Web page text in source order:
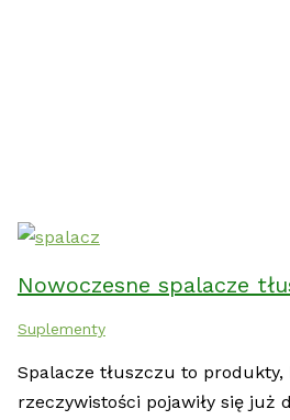
Nowoczesne spalacze
Suplementy
Spalacze tłuszczu to produkty,
rzeczywistości pojawiły się już